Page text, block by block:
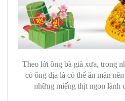
Theo lời ông bà già xưa, trong
có ông địa là có thể ăn mặn
những miếng thịt ngon lành